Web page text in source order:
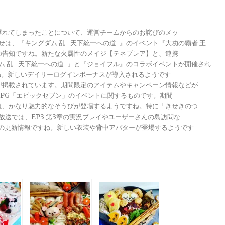
てしまったことについて、運営チームからのお詫びのメッ
、『キングダム 乱 -天下統一への道-』のイベント『大功の覇者 王
知ですね。新たな火属性のメイジ【テネブレア】と、連携
乱 -天下統一への道-』と『ジョイフル』のコラボイベントが開催され
新しいデイリーログインボーナスが導入されるようです
載されています。期間限定のアイテムやキャンペーン情報などが
「エピックセブン」のイベントに関するものです。期間
かなり魅力的なそうびが登場するようですね。特に「きせきのつ
送では、EP3 第3章の実況プレイやユーザーさんの島訪問な
新情報ですね。新しい衣装や背中アバターが登場するようです